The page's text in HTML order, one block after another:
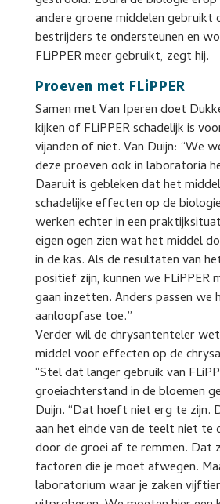
andere groene middelen gebruikt
bestrijders te ondersteunen en
FLiPPER meer gebruikt, zegt hij.
Proeven met FLiPPER
Samen met Van Iperen doet
kijken of FLiPPER schadelijk is
vijanden of niet. Van Duijn: “We
deze proeven ook in laboratoria
Daaruit is gebleken dat het
schadelijke effecten op de
werken echter in een
eigen ogen zien wat het middel
in de kas. Als de resultaten van
positief zijn, kunnen we FLiPPER
gaan inzetten. Anders passen we
aanloopfase toe.”
Verder wil de chrysantenteler
middel voor effecten op de
“Stel dat langer gebruik van
groeiachterstand in de bloemen
Duijn. “Dat hoeft niet erg te zijn.
aan het einde van de teelt niet te
door de groei af te remmen. Dat
factoren die je moet afwegen.
laboratorium waar je zaken